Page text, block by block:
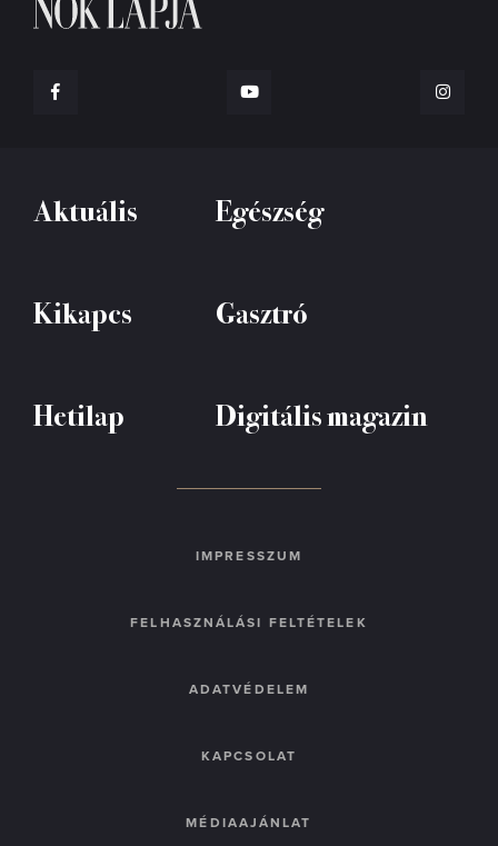
Aktuális Egészség
Kikapcs Gasztró
Hetilap Digitális magazin
IMPRESSZUM
FELHASZNÁLÁSI FELTÉTELEK
ADATVÉDELEM
KAPCSOLAT
MÉDIAAJÁNLAT